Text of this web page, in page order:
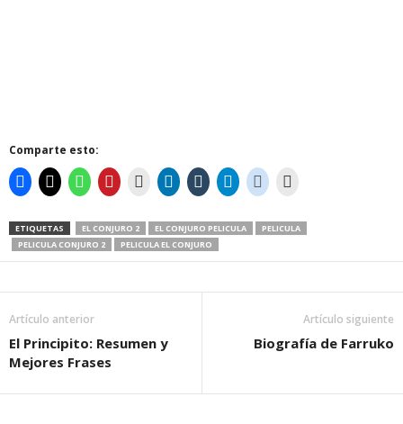
Comparte esto:
ETIQUETAS EL CONJURO 2 EL CONJURO PELICULA
PELICULA
PELICULA CONJURO 2
PELICULA EL CONJURO
Artículo anterior
El Principito: Resumen y
Mejores Frases
Artículo siguiente
Biografía de Farruko